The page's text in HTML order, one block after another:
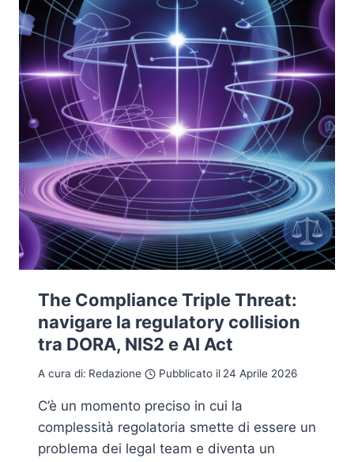
The Compliance Triple Threat:
navigare la regulatory collision
tra DORA, NIS2 e AI Act
A cura di: Redazione Pubblicato il 24 Aprile 2026
C’è un momento preciso in cui la
complessità regolatoria smette di essere un
problema dei legal team e diventa un